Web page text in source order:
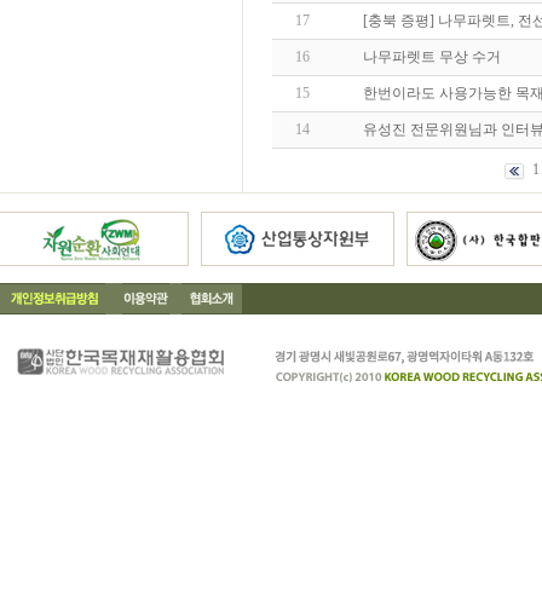
17 [충북 증평] 나무파렛트,
16 나무파렛트 무상 수거
15 한번이라도 사용가능한 목
14 유성진 전문위원님과 인터
1